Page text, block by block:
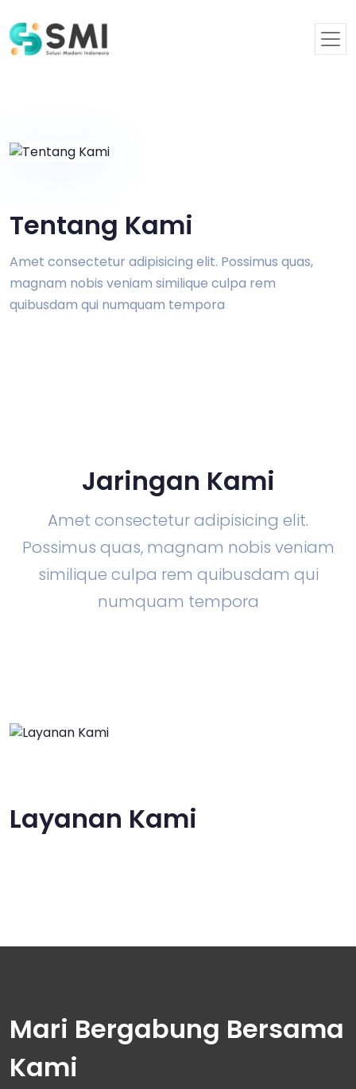
Tentang Kami
Amet consectetur adipisicing elit. Possimus quas,
magnam nobis veniam similique culpa rem
quibusdam qui numquam tempora
Jaringan Kami
Amet consectetur adipisicing elit.
Possimus quas, magnam nobis veniam
similique culpa rem quibusdam qui
numquam tempora
Layanan Kami
Mari Bergabung Bersama
Kami